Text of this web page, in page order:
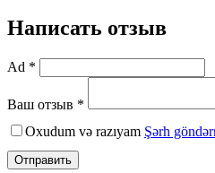
Написать отзыв
Ad *
Ваш отзыв *
Oxudum və razıyam Şərh
Отправить